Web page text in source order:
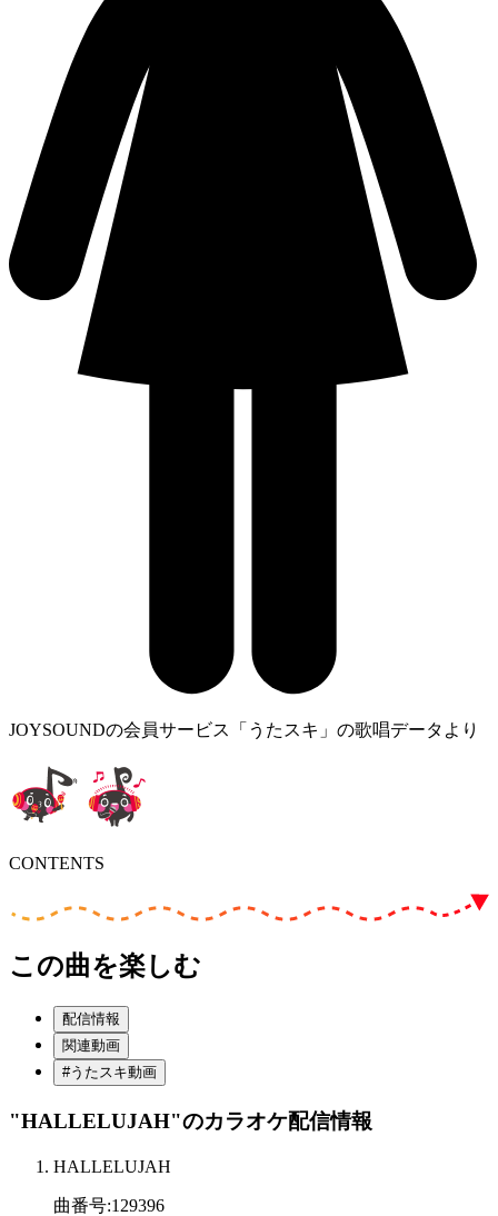
JOYSOUNDの会員サービス「うたスキ」の歌唱データより
CONTENTS
この曲を楽しむ
配信情報
関連動画
#うたスキ動画
"HALLELUJAH"のカラオケ配信情報
HALLELUJAH
曲番号:129396